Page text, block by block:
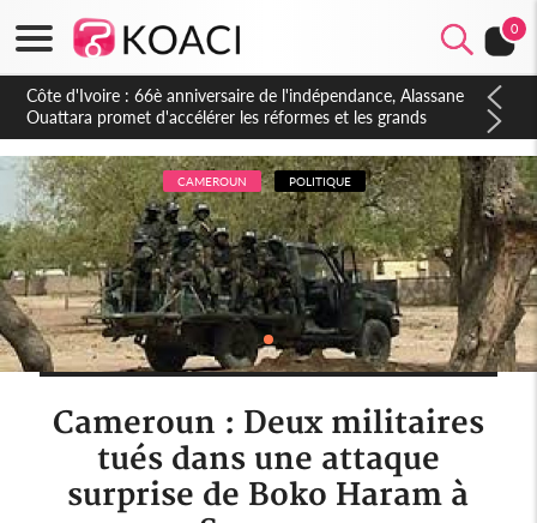
0
Côte d'Ivoire : À Abidjan, Amadou Oury Bah admire le modèle
ivoirien et veut s'en inspirer pour accélérer le développement
de la Guinée
CAMEROUN POLITIQUE
Cameroun : Deux militaires
tués dans une attaque
surprise de Boko Haram à